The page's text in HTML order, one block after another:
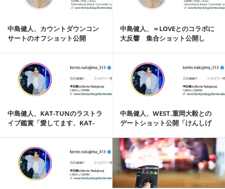
中島健人、カウントダウンコン
サートのオフショット公開
中島健人、＝LOVEとのコラボに
大反響 集合ショット公開し
中島健人、KAT-TUNのラストラ
イブ鑑賞「愛してます、KAT-
中島健人、WEST.重岡大毅との
デートショット公開「けんしげ